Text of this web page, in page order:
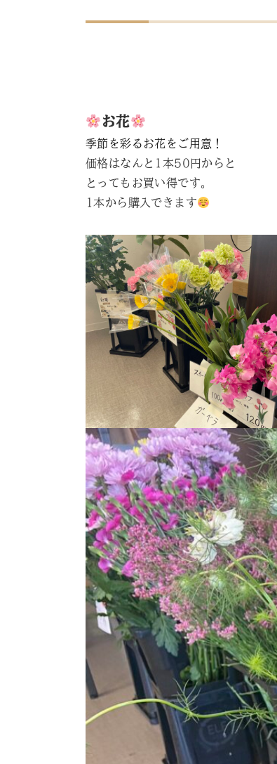
お花
季節を彩るお花をご用意！
価格はなんと1本50円からと
とってもお買い得です。
1本から購入できます